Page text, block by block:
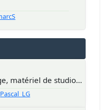
matériel de studio...
Pascal_LG